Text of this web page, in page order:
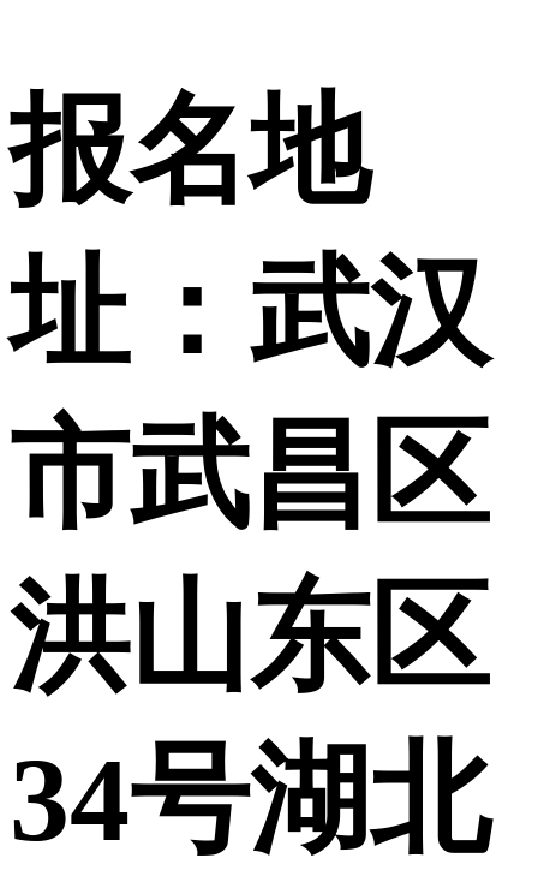
报名地
址：武汉
市武昌区
洪山东区
34号湖北